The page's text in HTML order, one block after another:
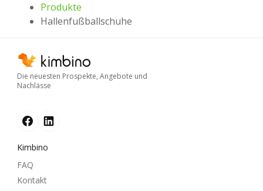
Produkte
Hallenfußballschuhe
Die neuesten Prospekte, Angebote und
Nachlässe
Kimbino
FAQ
Kontakt